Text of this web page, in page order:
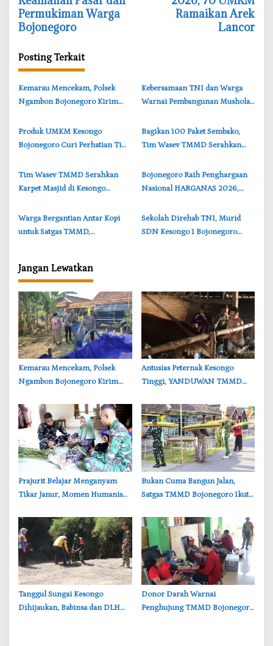
i
g
s
i
p
s
Permukiman Warga
Bojonegoro
Ramaikan Arek
Lancor
Posting Terkait
‎Kemarau Mencekam, Polsek
Ngambon Bojonegoro Kirim
Bondol
‎Kebersamaan TNI dan Warga
Warnai Pembangunan Mushola
Bojonegoro-Lamongan
‎Produk UMKM Kesongo
Bojonegoro Curi Perhatian Tim
Herry Beri Pujian
‎Bagikan 100 Paket Sembako,
Tim Wasev TMMD Serahkan
Bojonegoro
‎Tim Wasev TMMD Serahkan
Karpet Masjid di Kesongo
Kepedulian TNI
‎Bojonegoro Raih Penghargaan
Nasional HARGANAS 2026,
Apresiasi BKKBN
‎Warga Bergantian Antar Kopi
untuk Satgas TMMD,
Bojonegoro
‎Sekolah Direhab TNI, Murid
SDN Kesongo 1 Bojonegoro
Jangan Lewatkan
‎Kemarau Mencekam, Polsek
Ngambon Bojonegoro Kirim
Bondol
‎Antusias Peternak Kesongo
Tinggi, YANDUWAN TMMD
‎Prajurit Belajar Menganyam
Tikar Janur, Momen Humanis
‎Bukan Cuma Bangun Jalan,
Satgas TMMD Bojonegoro Ikut
‎Tanggul Sungai Kesongo
Dihijaukan, Babinsa dan DLH
‎Donor Darah Warnai
Penghujung TMMD Bojonegoro